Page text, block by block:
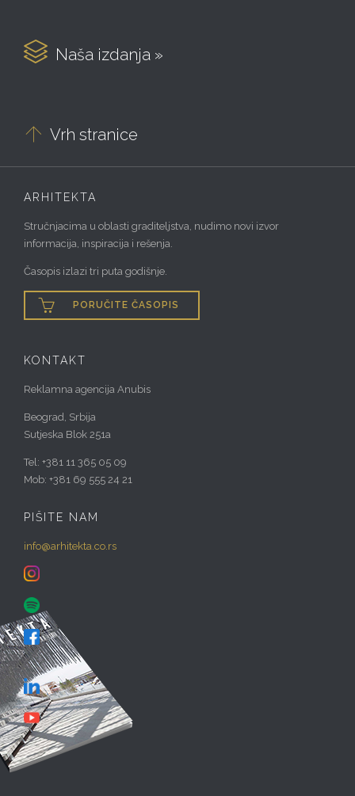
 Naša izdanja »
 Vrh stranice
ARHITEKTA
Stručnjacima u oblasti graditeljstva, nudimo novi izvor
informacija, inspiracija i rešenja.
Časopis izlazi tri puta godišnje.
 PORUČITE ČASOPIS
KONTAKT
Reklamna agencija Anubis
Beograd, Srbija
Sutjeska Blok 251a
Tel: +381 11 365 05 09
Mob: +381 69 555 24 21
PIŠITE NAM
info@arhitekta.co.rs